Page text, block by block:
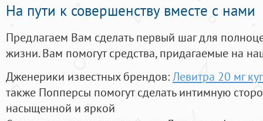
На пути к совершенству вместе с нами
Предлагаем Вам сделать первый шаг для
жизни. Вам помогут средства, придагаемые на
Дженерики известных брендов:Левитра 20 мг
также Попперсы помогут сделать интимную
насыщенной и яркой